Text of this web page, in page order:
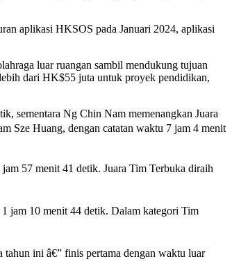
aplikasi HKSOS pada Januari 2024, aplikasi
luar ruangan sambil mendukung tujuan
dari HK$55 juta untuk proyek pendidikan,
sementara Ng Chin Nam memenangkan Juara
Sze Huang, dengan catatan waktu 7 jam 4 menit
57 menit 41 detik. Juara Tim Terbuka diraih
jam 10 menit 44 detik. Dalam kategori Tim
tahun ini â€” finis pertama dengan waktu luar